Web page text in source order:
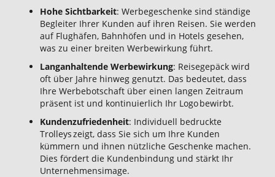
Hohe Sichtbarkeit: Werbegeschenke sind ständige
Begleiter Ihrer Kunden auf ihren Reisen. Sie werden
auf Flughäfen, Bahnhöfen und in Hotels gesehen,
was zu einer breiten Werbewirkung führt.
Langanhaltende Werbewirkung: Reisegepäck wird
oft über Jahre hinweg genutzt. Das bedeutet, dass
Ihre Werbebotschaft über einen langen Zeitraum
präsent ist und kontinuierlich Ihr Logo bewirbt.
Kundenzufriedenheit: Individuell bedruckte
Trolleys zeigt, dass Sie sich um Ihre Kunden
kümmern und ihnen nützliche Geschenke machen.
Dies fördert die Kundenbindung und stärkt Ihr
Unternehmensimage.